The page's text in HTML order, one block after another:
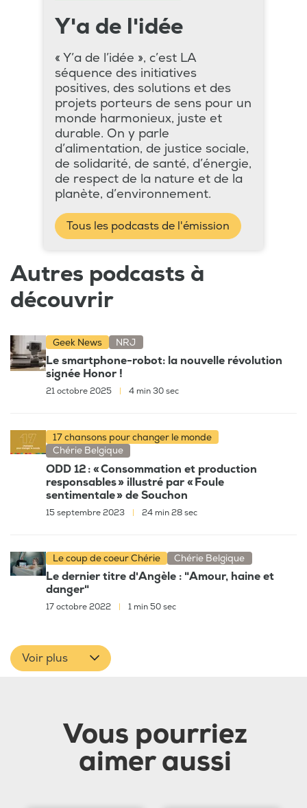
Y'a de l'idée
« Y’a de l’idée », c’est LA
séquence des initiatives
positives, des solutions et des
projets porteurs de sens pour un
monde harmonieux, juste et
durable. On y parle
d’alimentation, de justice sociale,
de solidarité, de santé, d’énergie,
de respect de la nature et de la
planète, d’environnement.
Tous les podcasts de l'émission
Autres podcasts à
découvrir
Geek News NRJ
Le smartphone-robot: la nouvelle révolution
signée Honor !
21 octobre 2025 4 min 30 sec
17 chansons pour changer le monde
Chérie Belgique
ODD 12 : « Consommation et production
responsables » illustré par « Foule
sentimentale » de Souchon
15 septembre 2023 | 24 min 28 sec
Le coup de coeur Chérie Chérie Belgique
Le dernier titre d'Angèle : "Amour, haine et
danger"
17 octobre 2022 1 min 50 sec
Voir plus
Vous pourriez
aimer aussi